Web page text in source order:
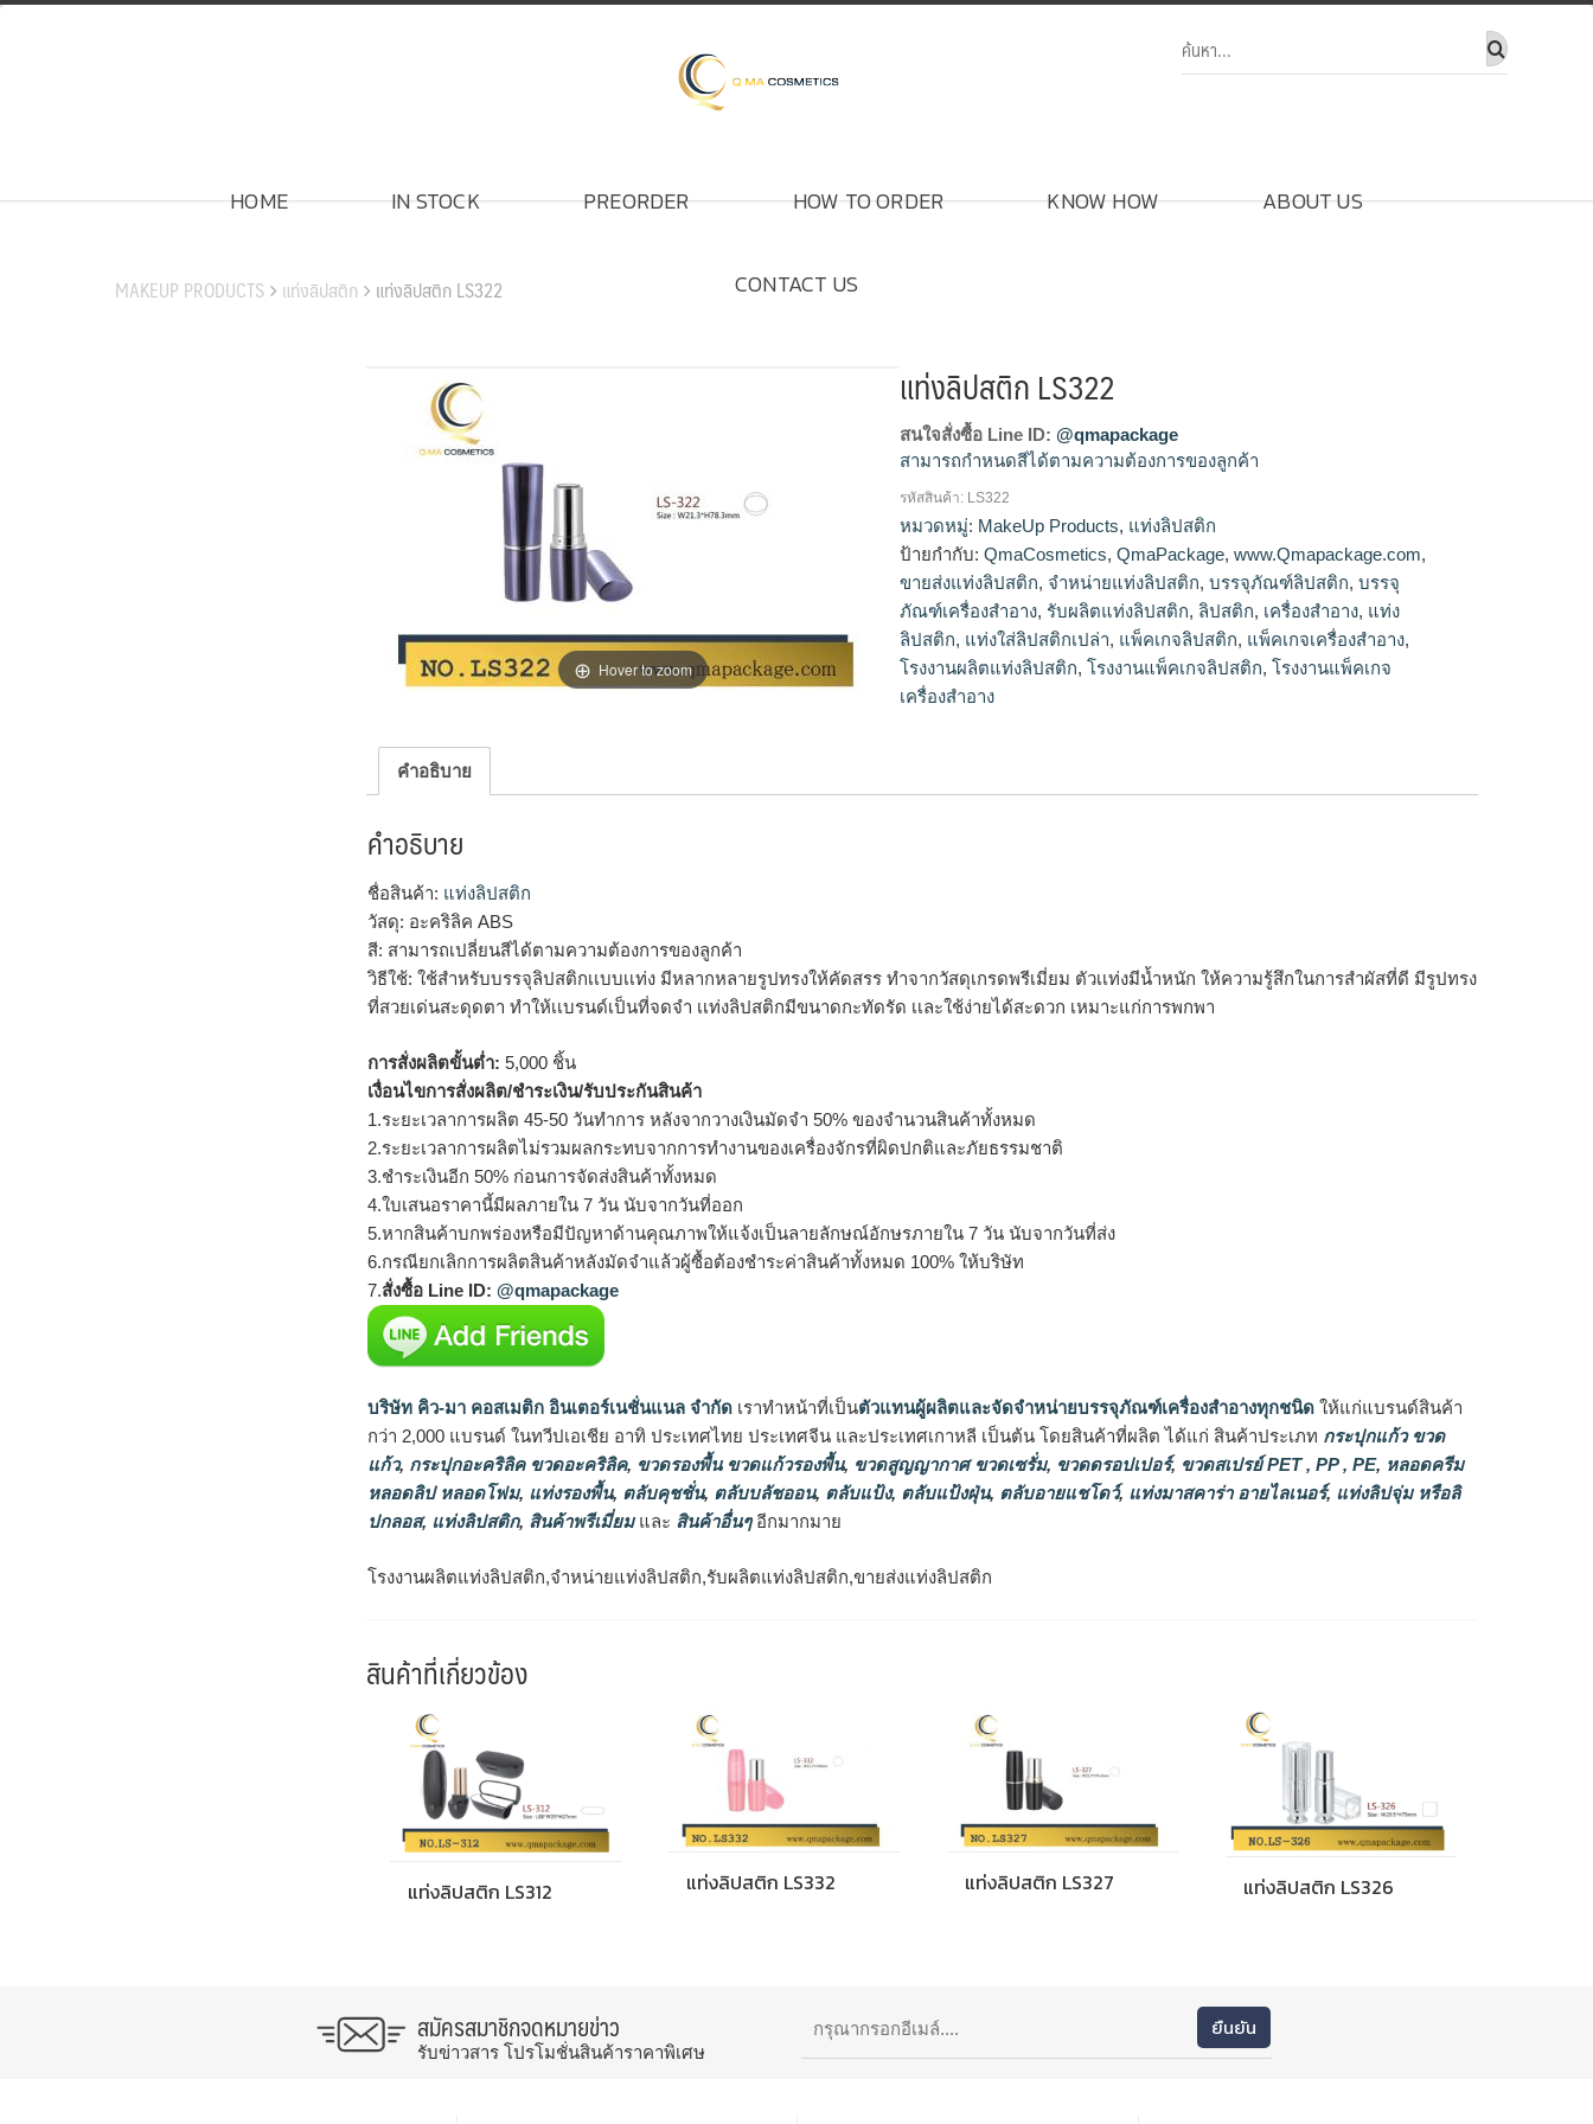
Skip
HOME IN STOCK PREORDER HOW TO ORDER KNOW HOW ABOUT US
CONTACT US
MAKEUP PRODUCTS แท่งลิปสติก แท่งลิปสติก LS322
Hover to zoom
แท่งลิปสติก LS322
สนใจสั่งซื้อ Line ID: @qmapackage
สามารถกำหนดสีได้ตามความต้องการของลูกค้า
โรงงานผลิตแท่งลิปสติก,จำหน่ายแท่งลิปสติก,รับผลิตแท่ง
ลิปสติก,ขายส่งแท่งลิปสติก
รหัสสินค้า: LS322
หมวดหมู่: MakeUp Products, แท่งลิปสติก
ป้ายกำกับ:QmaCosmetics,QmaPackage,www.Qmapackage.com,
ขายส่งแท่งลิปสติก, จำหน่ายแท่งลิปสติก,บรรจุภัณฑ์ลิปสติก,บรรจุ
ภัณฑ์เครื่องสำอาง, รับผลิตแท่งลิปสติก, ลิปสติก, เครื่องสำอาง, แท่ง
ลิปสติก, แท่งใส่ลิปสติกเปล่า, แพ็คเกจลิปสติก, แพ็คเกจเครื่องสำอาง,
โรงงานผลิตแท่งลิปสติก,โรงงานแพ็คเกจลิปสติก,โรงงานแพ็คเกจ
เครื่องสำอาง
คำอธิบาย
คำอธิบาย
ชื่อสินค้า: แท่งลิปสติก
วัสดุ: อะคริลิค ABS
สี: สามารถเปลี่ยนสีได้ตามความต้องการของลูกค้า
วิธีใช้: ใช้สำหรับบรรจุลิปสติกเเบบเเท่ง มีหลากหลายรูปทรงให้คัดสรร ทำจากวัสดุเกรดพรีเมี่ยม ตัวเเท่งมีน้ำหนัก ให้ความรู้สึกในการสำผัสที่ดี มีรูปทรง
ที่สวยเด่นสะดุดตา ทำให้เเบรนด์เป็นที่จดจำ เเท่งลิปสติกมีขนาดกะทัดรัด เเละใช้ง่ายได้สะดวก เหมาะแก่การพกพา
การสั่งผลิตขั้นต่ำ: 5,000 ชิ้น
เงื่อนไขการสั่งผลิต/ชำระเงิน/รับประกันสินค้า
1.ระยะเวลาการผลิต 45-50 วันทำการ หลังจากวางเงินมัดจำ 50% ของจำนวนสินค้าทั้งหมด
2.ระยะเวลาการผลิตไม่รวมผลกระทบจากการทำงานของเครื่องจักรที่ผิดปกติและภัยธรรมชาติ
3.ชำระเงินอีก 50% ก่อนการจัดส่งสินค้าทั้งหมด
4.ใบเสนอราคานี้มีผลภายใน 7 วัน นับจากวันที่ออก
5.หากสินค้าบกพร่องหรือมีปัญหาด้านคุณภาพให้แจ้งเป็นลายลักษณ์อักษรภายใน 7 วัน นับจากวันที่ส่ง
6.กรณียกเลิกการผลิตสินค้าหลังมัดจำแล้วผู้ซื้อต้องชำระค่าสินค้าทั้งหมด 100% ให้บริษัท
7.สั่งซื้อ Line ID: @qmapackage
บริษัท คิว-มา คอสเมติก อินเตอร์เนชั่นแนล จำกัด เราทำหน้าที่เป็นตัวแทนผู้ผลิตและจัดจำหน่ายบรรจุภัณฑ์เครื่องสำอางทุกชนิด ให้แก่แบรนด์สินค้า
กว่า 2,000 แบรนด์ ในทวีปเอเชีย อาทิ ประเทศไทย ประเทศจีน และประเทศเกาหลี เป็นต้น โดยสินค้าที่ผลิต ได้แก่ สินค้าประเภท กระปุกแก้ว ขวด
แก้ว, กระปุกอะคริลิค ขวดอะคริลิค, ขวดรองพื้น ขวดแก้วรองพื้น, ขวดสูญญากาศ ขวดเซรั่ม, ขวดดรอปเปอร์, ขวดสเปรย์ PET , PP , PE, หลอดครีม
หลอดลิป หลอดโฟม, แท่งรองพื้น, ตลับคุชชั่น, ตลับบลัชออน, ตลับแป้ง, ตลับแป้งฝุ่น, ตลับอายแชโดว์, แท่งมาสคาร่า อายไลเนอร์, แท่งลิปจุ่ม หรือลิ
ปกลอส, แท่งลิปสติก, สินค้าพรีเมี่ยมและ สินค้าอื่นๆอีกมากมาย
โรงงานผลิตแท่งลิปสติก,จำหน่ายแท่งลิปสติก,รับผลิตแท่งลิปสติก,ขายส่งแท่งลิปสติก
สินค้าที่เกี่ยวข้อง
แท่งลิปสติก LS312 แท่งลิปสติก LS332 แท่งลิปสติก LS327 แท่งลิปสติก LS326
สมัครสมาชิกจดหมายข่าว
รับข่าวสาร โปรโมชั่นสินค้าราคาพิเศษ